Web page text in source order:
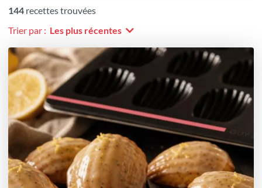
144 recettes trouvées
Trier par : Les plus récentes